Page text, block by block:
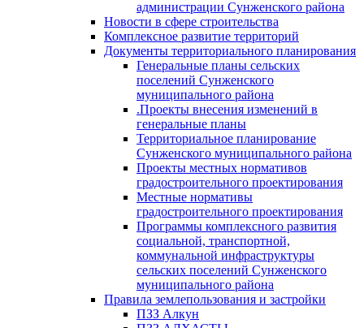
администрации Сунженского района
Новости в сфере строительства
Комплексное развитие территорий
Документы территориального планирования
Генеральные планы сельских
поселений Сунженского
муниципального района
.Проекты внесения изменений в
генеральные планы
Территориальное планирование
Сунженского муниципального района
Проекты местных нормативов
градостроительного проектирования
Местные нормативы
градостроительного проектирования
Программы комплексного развития
социальной, транспортной,
коммунальной инфраструктуры
сельских поселений Сунженского
муниципального района
Правила землепользования и застройки
ПЗЗ Алкун